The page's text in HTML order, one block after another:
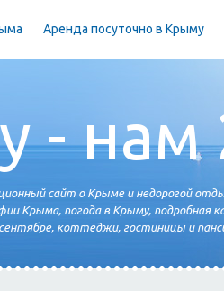
Аренда посуточно в Крыму
- нам
сайт о Крыме и недорогой
Крыма, погода в Крыму, подробная
коттеджи, гостиницы и